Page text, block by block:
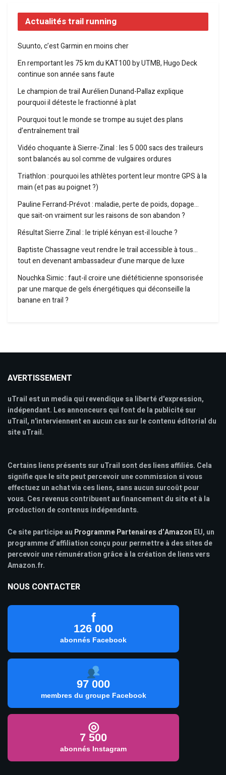
Actualités trail running
Suunto, c’est Garmin en moins cher
En remportant les 75 km du KAT100 by UTMB, Hugo Deck
continue son année sans faute
Le champion de trail Aurélien Dunand-Pallaz explique
pourquoi il déteste le fractionné à plat
Pourquoi tout le monde se trompe au sujet des plans
d’entraînement trail
Vidéo choquante à Sierre-Zinal : les 5 000 sacs des traileurs
sont balancés au sol comme de vulgaires ordures
Triathlon : pourquoi les athlètes portent leur montre GPS à la
main (et pas au poignet ?)
Pauline Ferrand-Prévot : maladie, perte de poids, dopage…
que sait-on vraiment sur les raisons de son abandon ?
Résultat Sierre Zinal : le triplé kényan est-il louche ?
Baptiste Chassagne veut rendre le trail accessible à tous…
tout en devenant ambassadeur d’une marque de luxe
Nouchka Simic : faut-il croire une diététicienne sponsorisée
par une marque de gels énergétiques qui déconseille la
banane en trail ?
AVERTISSEMENT
uTrail est un media qui revendique sa liberté d'expression,
indépendant. Les annonceurs qui font de la publicité sur
uTrail, n'interviennent en aucun cas sur le contenu éditorial du
site uTrail.
Certains liens présents sur uTrail sont des liens affiliés. Cela
signifie que le site peut percevoir une commission si vous
effectuez un achat via ces liens, sans aucun surcoût pour
vous. Ces revenus contribuent au financement du site et à la
production de contenus indépendants.
Ce site participe au Programme Partenaires d’Amazon EU, un
programme d’affiliation conçu pour permettre à des sites de
percevoir une rémunération grâce à la création de liens vers
Amazon.fr.
NOUS CONTACTER
f
126 000
abonnés Facebook
97 000
membres du groupe Facebook
◎
7 500
abonnés Instagram